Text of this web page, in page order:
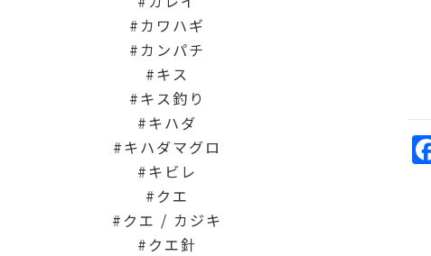
カワハギ
カンパチ
キス
キス釣り
キハダ
キハダマグロ
キビレ
クエ
クエ / カジキ
クエ針